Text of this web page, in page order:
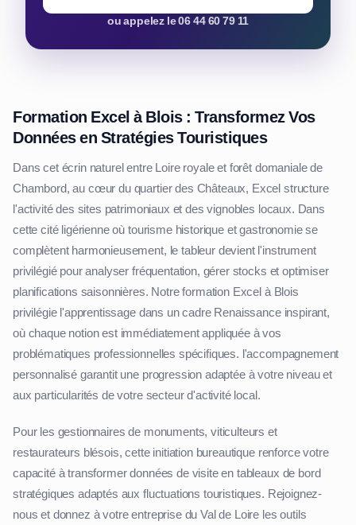
ou appelez le 06 44 60 79 11
Formation Excel à Blois : Transformez Vos
Données en Stratégies Touristiques
Dans cet écrin naturel entre Loire royale et forêt domaniale de
Chambord, au cœur du quartier des Châteaux, Excel structure
l'activité des sites patrimoniaux et des vignobles locaux. Dans
cette cité ligérienne où tourisme historique et gastronomie se
complètent harmonieusement, le tableur devient l'instrument
privilégié pour analyser fréquentation, gérer stocks et optimiser
planifications saisonnières. Notre formation Excel à Blois
privilégie l'apprentissage dans un cadre Renaissance inspirant,
où chaque notion est immédiatement appliquée à vos
problématiques professionnelles spécifiques. l'accompagnement
personnalisé garantit une progression adaptée à votre niveau et
aux particularités de votre secteur d'activité local.
Pour les gestionnaires de monuments, viticulteurs et
restaurateurs blésois, cette initiation bureautique renforce votre
capacité à transformer données de visite en tableaux de bord
stratégiques adaptés aux fluctuations touristiques. Rejoignez-
nous et donnez à votre entreprise du Val de Loire les outils